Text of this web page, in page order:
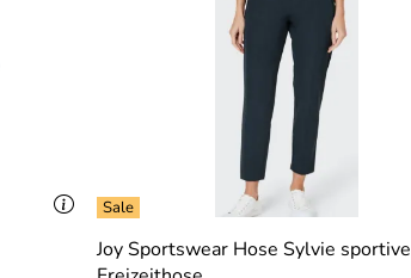
Joy Sportswear Hose Sylvie sportive